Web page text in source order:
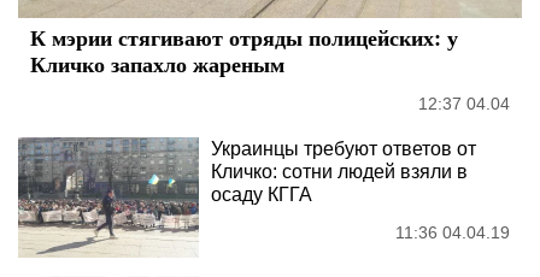
К мэрии стягивают отряды полицейских: у
Кличко запахло жареным
12:37 04.04
Украинцы требуют ответов от
Кличко: сотни людей взяли в
осаду КГГА
11:36 04.04.19